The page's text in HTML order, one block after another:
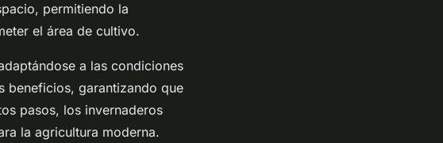
permitiendo la
el área de cultivo.
a las condiciones
beneficios, garantizando que
pasos, los invernaderos
la agricultura moderna.